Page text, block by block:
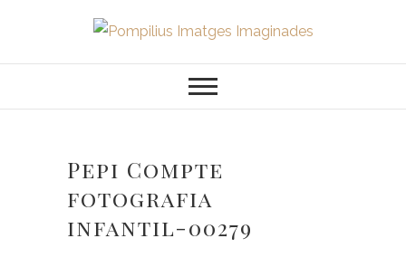
contenido
Pompilius
Imatges
Imaginades
Pepi Compte
fotografia
infantil-00279